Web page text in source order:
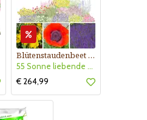
Blütenstaudenbeet Kollektion Nr. 504
55 Sonne liebende Stauden für 6 m² Beet mit Pflanzplan
€ 264,99